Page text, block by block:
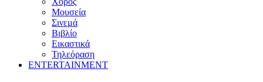
Μουσεία
Σινεμά
Βιβλίο
Εικαστικά
Τηλεόραση
ENTERTAINMENT